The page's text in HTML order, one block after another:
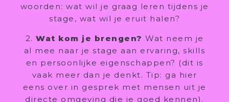
woorden: wat wil je graag leren tijdens je
stage, wat wil je eruit halen?
2. Wat kom je brengen? Wat neem je
al mee naar je stage aan ervaring, skills
en persoonlijke eigenschappen? (dit is
vaak meer dan je denkt. Tip: ga hier
eens over in gesprek met mensen uit je
directe omgeving die je goed kennen).